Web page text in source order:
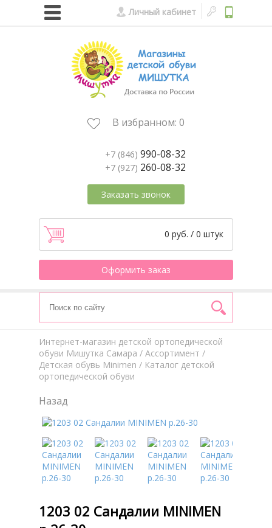
Личный кабинет
В избранном: 0
+7 (846) 990-08-32
+7 (927) 260-08-32
Заказать звонок
0 руб. / 0 штук
Оформить заказ
Интернет-магазин детской ортопедической
обуви Мишутка Самара / Aссортимент /
Детская обувь Minimen / Каталог детской
ортопедической обуви
Назад
1203 02 Сандалии MINIMEN